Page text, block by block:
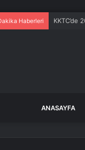
Haberleri KKTC’de
ANASAYFA